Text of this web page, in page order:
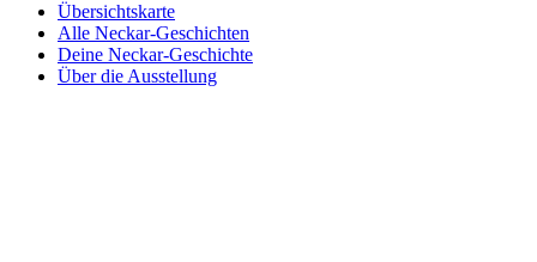
Übersichtskarte
Alle Neckar-Geschichten
Deine Neckar-Geschichte
Über die Ausstellung